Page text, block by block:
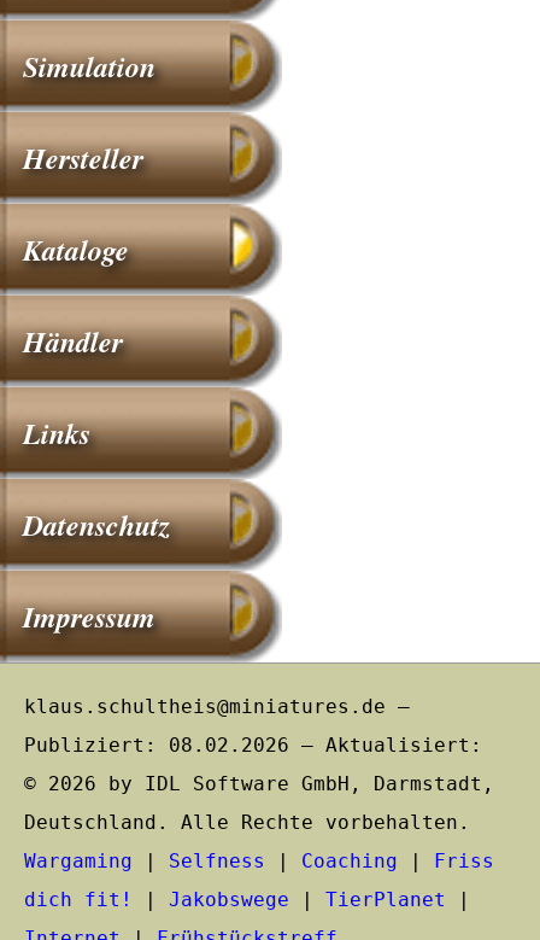
Simulation
Hersteller
Kataloge
Händler
Links
Datenschutz
Impressum
klaus.schultheis@miniatures.de –
Publiziert: 08.02.2026 – Aktualisiert:
© 2026 by IDL Software GmbH, Darmstadt,
Deutschland. Alle Rechte vorbehalten.
Wargaming | Selfness | Coaching | Friss
dich fit!
| Jakobswege | TierPlanet
|